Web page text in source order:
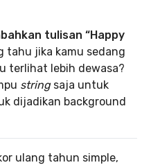
tulisan “Happy
tahu jika kamu sedang
terlihat lebih dewasa?
string saja untuk
dijadikan background
ulang tahun simple,